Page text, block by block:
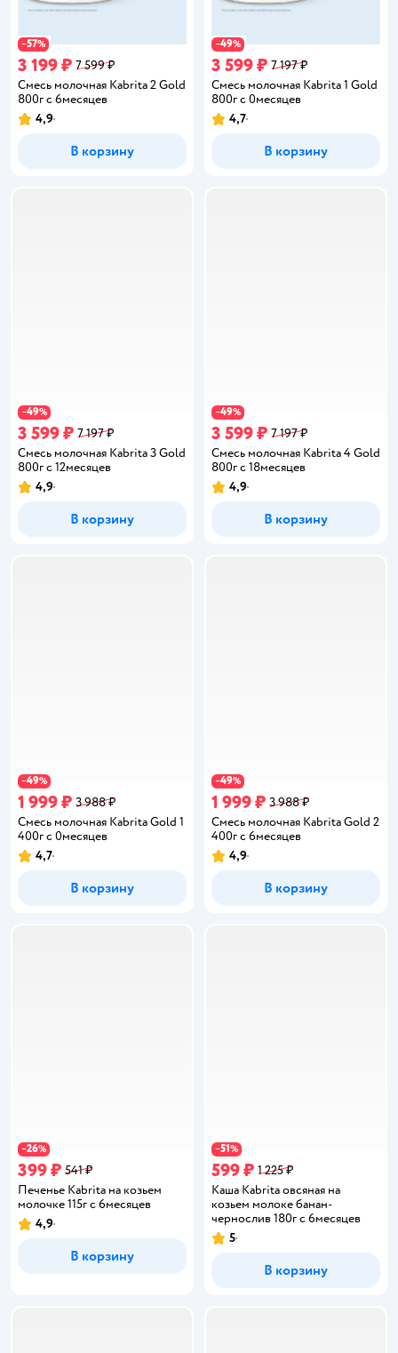
−57%
3 199 ₽ 7 599 ₽
Смесь молочная Kabrita 2 Gold
800г с 6месяцев
Рейтинг:
4,9
В корзину
−49%
3 599 ₽ 7 197 ₽
Смесь молочная Kabrita 1 Gold
800г c 0месяцев
Рейтинг:
4,7
В корзину
−49%
3 599 ₽ 7 197 ₽
Смесь молочная Kabrita 3 Gold
800г с 12месяцев
Рейтинг:
4,9
В корзину
−49%
3 599 ₽ 7 197 ₽
Смесь молочная Kabrita 4 Gold
800г с 18месяцев
Рейтинг:
4,9
В корзину
−49%
1 999 ₽ 3 988 ₽
Смесь молочная Kabrita Gold 1
400г с 0месяцев
Рейтинг:
4,7
В корзину
−49%
1 999 ₽ 3 988 ₽
Смесь молочная Kabrita Gold 2
400г с 6месяцев
Рейтинг:
4,9
В корзину
−26%
399 ₽ 541 ₽
Печенье Kabrita на козьем
молочке 115г с 6месяцев
Рейтинг:
4,9
В корзину
−51%
599 ₽ 1 225 ₽
Каша Kabrita овсяная на
козьем молоке банан-
чернослив 180г с 6месяцев
Рейтинг:
5
В корзину